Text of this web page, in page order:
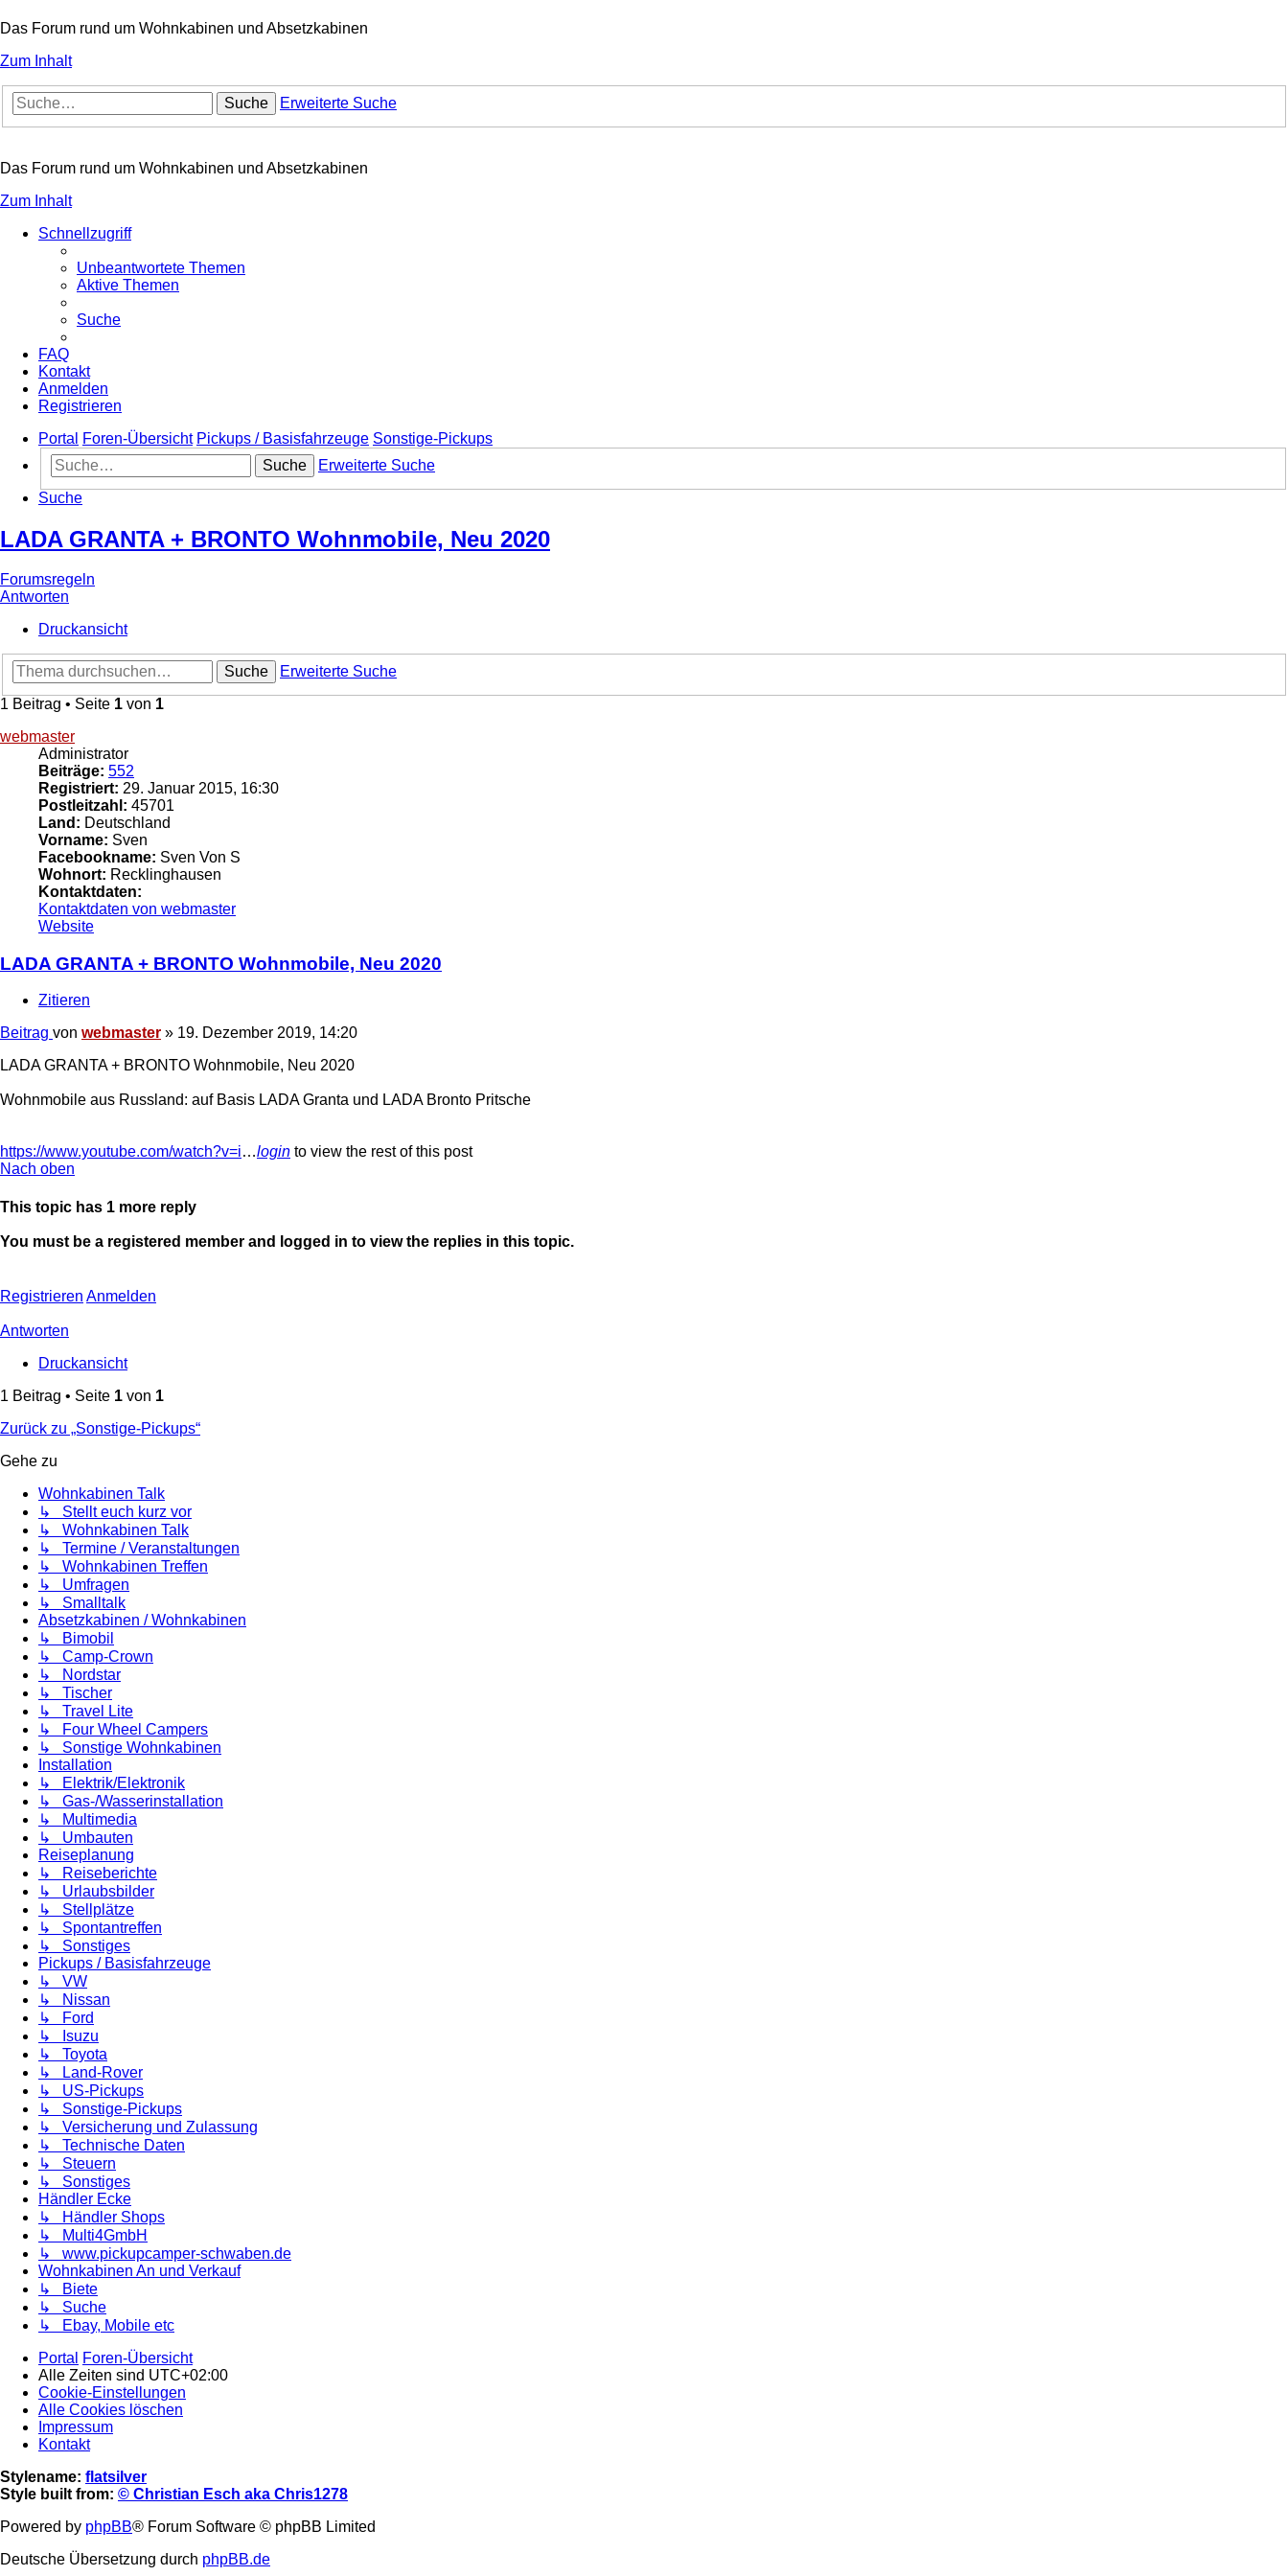
Das Forum rund um Wohnkabinen und Absetzkabinen
Zum Inhalt
Suche Erweiterte Suche
Das Forum rund um Wohnkabinen und Absetzkabinen
Zum Inhalt
Schnellzugriff
Unbeantwortete Themen
Aktive Themen
Suche
FAQ
Kontakt
Anmelden
Registrieren
Portal
Foren-Übersicht Pickups / Basisfahrzeuge Sonstige-Pickups
Suche
Erweiterte Suche
Suche
LADA GRANTA + BRONTO Wohnmobile, Neu 2020
Forumsregeln
Antworten
Druckansicht
Suche
Erweiterte Suche
1 Beitrag • Seite 1 von 1
webmaster
Administrator
Beiträge: 552
Registriert: 29. Januar 2015, 16:30
Postleitzahl: 45701
Land: Deutschland
Vorname: Sven
Facebookname: Sven Von S
Wohnort: Recklinghausen
Kontaktdaten:
Kontaktdaten von webmaster
Website
LADA GRANTA + BRONTO Wohnmobile, Neu 2020
Zitieren
Beitrag von webmaster » 19. Dezember 2019, 14:20
LADA GRANTA + BRONTO Wohnmobile, Neu 2020
Wohnmobile aus Russland: auf Basis LADA Granta und LADA Bronto Pritsche
https://www.youtube.com/watch?v=i…login to view the rest of this post
Nach oben
This topic has 1 more reply
You must be a registered member and logged in to view the replies in this topic.
Registrieren Anmelden
Antworten
Druckansicht
1 Beitrag • Seite 1 von 1
Zurück zu „Sonstige-Pickups“
Gehe zu
Wohnkabinen Talk
↳ Stellt euch kurz vor
↳ Wohnkabinen Talk
↳ Termine / Veranstaltungen
↳ Wohnkabinen Treffen
↳ Umfragen
↳ Smalltalk
Absetzkabinen / Wohnkabinen
↳ Bimobil
↳ Camp-Crown
↳ Nordstar
↳ Tischer
↳ Travel Lite
↳ Four Wheel Campers
↳ Sonstige Wohnkabinen
Installation
↳ Elektrik/Elektronik
↳ Gas-/Wasserinstallation
↳ Multimedia
↳ Umbauten
Reiseplanung
↳ Reiseberichte
↳ Urlaubsbilder
↳ Stellplätze
↳ Spontantreffen
↳ Sonstiges
Pickups / Basisfahrzeuge
↳ VW
↳ Nissan
↳ Ford
↳ Isuzu
↳ Toyota
↳ Land-Rover
↳ US-Pickups
↳ Sonstige-Pickups
↳ Versicherung und Zulassung
↳ Technische Daten
↳ Steuern
↳ Sonstiges
Händler Ecke
↳ Händler Shops
↳ Multi4GmbH
↳ www.pickupcamper-schwaben.de
Wohnkabinen An und Verkauf
↳ Biete
↳ Suche
↳ Ebay, Mobile etc
Portal
Foren-Übersicht
Alle Zeiten sind UTC+02:00
Cookie-Einstellungen
Alle Cookies löschen
Impressum
Kontakt
Stylename: flatsilver
Style built from: © Christian Esch aka Chris1278
Powered by phpBB® Forum Software © phpBB Limited
Deutsche Übersetzung durch phpBB.de